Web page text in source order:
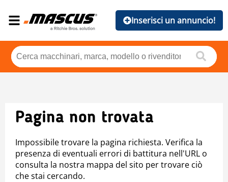
Inserisci un annuncio!
Pagina non trovata
Impossibile trovare la pagina richiesta. Verifica la
presenza di eventuali errori di battitura nell'URL o
consulta la nostra mappa del sito per trovare ciò
che stai cercando.